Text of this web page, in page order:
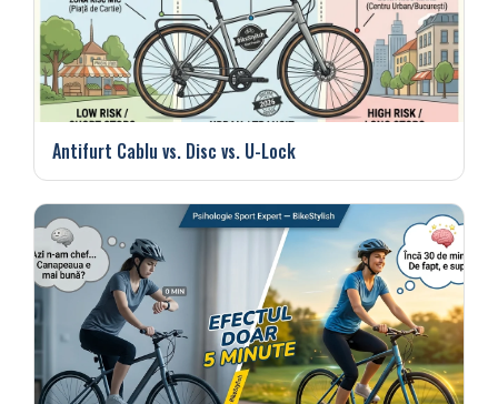
Antifurt Cablu vs. Disc vs. U-Lock